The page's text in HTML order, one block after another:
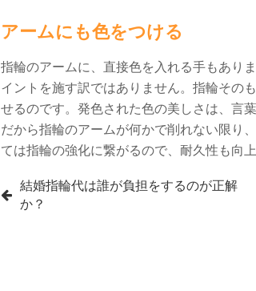
アームにも色をつける
指輪のアームに、直接色を入れる手もあり
イントを施す訳ではありません。指輪その
せるのです。発色された色の美しさは、言
だから指輪のアームが何かで削れない限り
ては指輪の強化に繋がるので、耐久性も向上
投
稿
結婚指輪代は誰が負担をするのが正解
か？